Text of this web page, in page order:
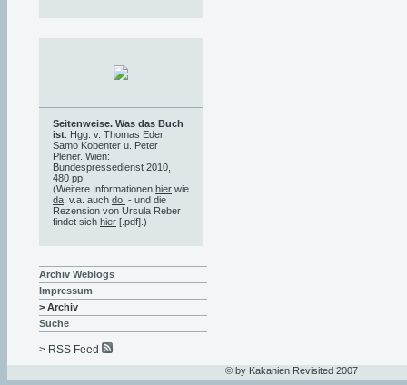
Seitenweise. Was das Buch
ist . Hgg. v. Thomas Eder,
Samo Kobenter u. Peter
Plener. Wien:
Bundespressedienst 2010,
480 pp.
(Weitere Informationen hier wie
da , v.a. auch do. - und die
Rezension von Ursula Reber
findet sich hier [.pdf].)
Archiv Weblogs
Impressum
> Archiv
Suche
> RSS Feed
© by Kakanien Revisited 2007